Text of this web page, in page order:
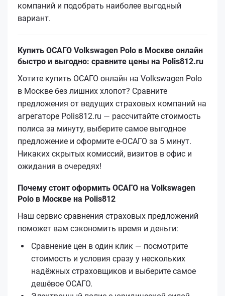
компаний и подобрать наиболее выгодный
вариант.
Купить ОСАГО Volkswagen Polo в Москве онлайн
быстро и выгодно: сравните цены на Polis812.ru
Хотите купить ОСАГО онлайн на Volkswagen Polo
в Москве без лишних хлопот? Сравните
предложения от ведущих страховых компаний на
агрегаторе Polis812.ru — рассчитайте стоимость
полиса за минуту, выберите самое выгодное
предложение и оформите е‑ОСАГО за 5 минут.
Никаких скрытых комиссий, визитов в офис и
ожидания в очередях!
Почему стоит оформить ОСАГО на Volkswagen
Polo в Москве на Polis812
Наш сервис сравнения страховых предложений
поможет вам сэкономить время и деньги:
Сравнение цен в один клик — посмотрите
стоимость и условия сразу у нескольких
надёжных страховщиков и выберите самое
дешёвое ОСАГО.